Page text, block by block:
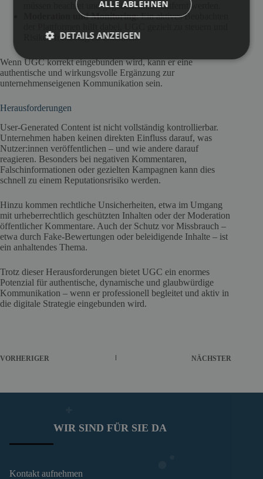
müssen beachtet und gegebenenfalls entfernt werden.
Moderation und Monitoring: Ein aktives Beobachten
Risiken frühzeitig zu erkennen.
Wenn UGC korrekt eingebunden wird, kann er eine
authentische und wirkungsvolle Ergänzung zur
unternehmenseigenen Kommunikation sein.
Herausforderungen
User-Generated Content ist nicht vollständig kontrollierbar.
Unternehmen haben keinen direkten Einfluss darauf, was
Nutzer:innen veröffentlichen – und wie andere darauf
reagieren. Besonders bei negativen Kommentaren,
Falschinformationen oder gezielten Kampagnen kann dies
schnell zu einem Reputationsrisiko werden.
Hinzu kommen rechtliche Unsicherheiten, etwa im Umgang
mit urheberrechtlich geschützten Inhalten oder der Moderation
öffentlicher Kommentare. Auch der Schutz vor Missbrauch –
etwa durch Fake-Bewertungen oder beleidigende Inhalte – ist
ein anhaltendes Thema.
Trotz dieser Herausforderungen bietet UGC ein enormes
Potenzial für authentische, dynamische und glaubwürdige
Kommunikation – wenn er professionell begleitet und aktiv in
die digitale Strategie eingebunden wird.
VORHERIGER NÄCHSTER
WIR SIND FÜR SIE DA
Kontakt aufnehmen
ALLE ABLEHNEN
DETAILS ANZEIGEN